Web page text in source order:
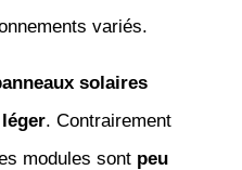
variés.
solaires
. Contrairement
modules sont peu